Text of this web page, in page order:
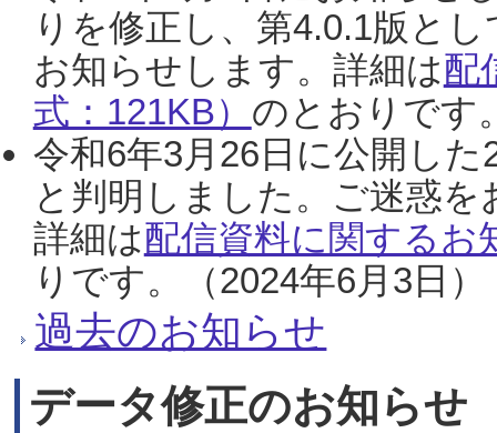
りを修正し、第4.0.1版と
お知らせします。詳細は配
式：121KB） のとおりです
令和6年3月26日に公開し
と判明しました。ご迷惑
詳細は配信資料に関するお
りです。（2024年6月3日）
過去のお知らせ
データ修正のお知らせ